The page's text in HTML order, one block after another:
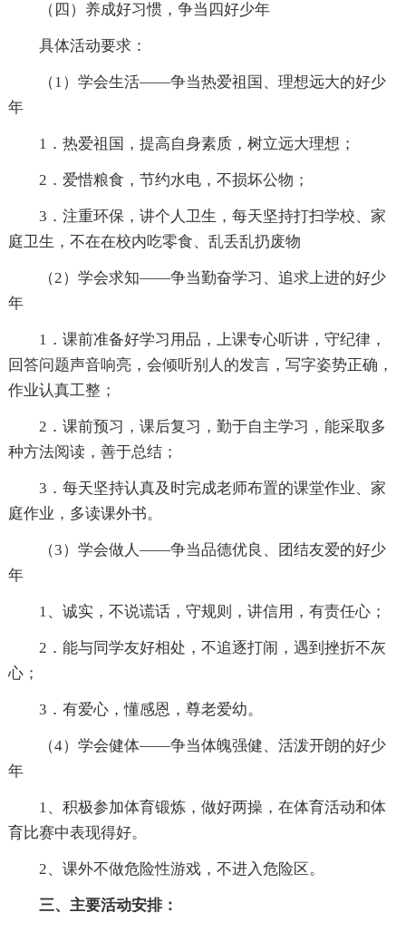
（四）养成好习惯，争当四好少年
具体活动要求：
（1）学会生活——争当热爱祖国、理想远大的好少
年
1．热爱祖国，提高自身素质，树立远大理想；
2．爱惜粮食，节约水电，不损坏公物；
3．注重环保，讲个人卫生，每天坚持打扫学校、家
庭卫生，不在在校内吃零食、乱丢乱扔废物
（2）学会求知——争当勤奋学习、追求上进的好少
年
1．课前准备好学习用品，上课专心听讲，守纪律，
回答问题声音响亮，会倾听别人的发言，写字姿势正确，
作业认真工整；
2．课前预习，课后复习，勤于自主学习，能采取多
种方法阅读，善于总结；
3．每天坚持认真及时完成老师布置的课堂作业、家
庭作业，多读课外书。
（3）学会做人——争当品德优良、团结友爱的好少
年
1、诚实，不说谎话，守规则，讲信用，有责任心；
2．能与同学友好相处，不追逐打闹，遇到挫折不灰
心；
3．有爱心，懂感恩，尊老爱幼。
（4）学会健体——争当体魄强健、活泼开朗的好少
年
1、积极参加体育锻炼，做好两操，在体育活动和体
育比赛中表现得好。
2、课外不做危险性游戏，不进入危险区。
三、主要活动安排：